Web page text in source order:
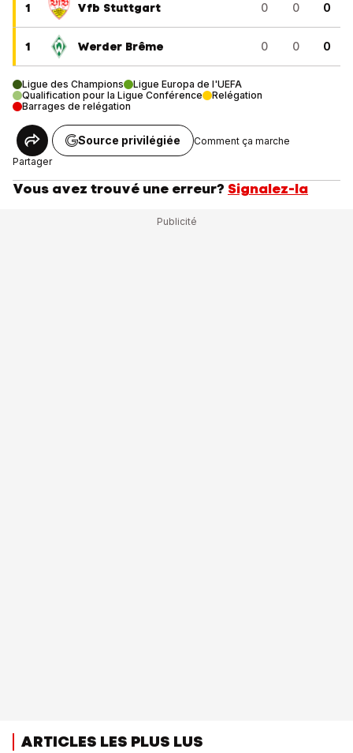
1 Vfb Stuttgart 0 0 0
1 Werder Brême 0 0 0
Ligue des Champions
Ligue Europa de l'UEFA
Qualification pour la Ligue Conférence
Relégation
Barrages de relégation
Partager
Source privilégiée Comment ça marche
Vous avez trouvé une erreur? Signalez-la
ARTICLES LES PLUS LUS